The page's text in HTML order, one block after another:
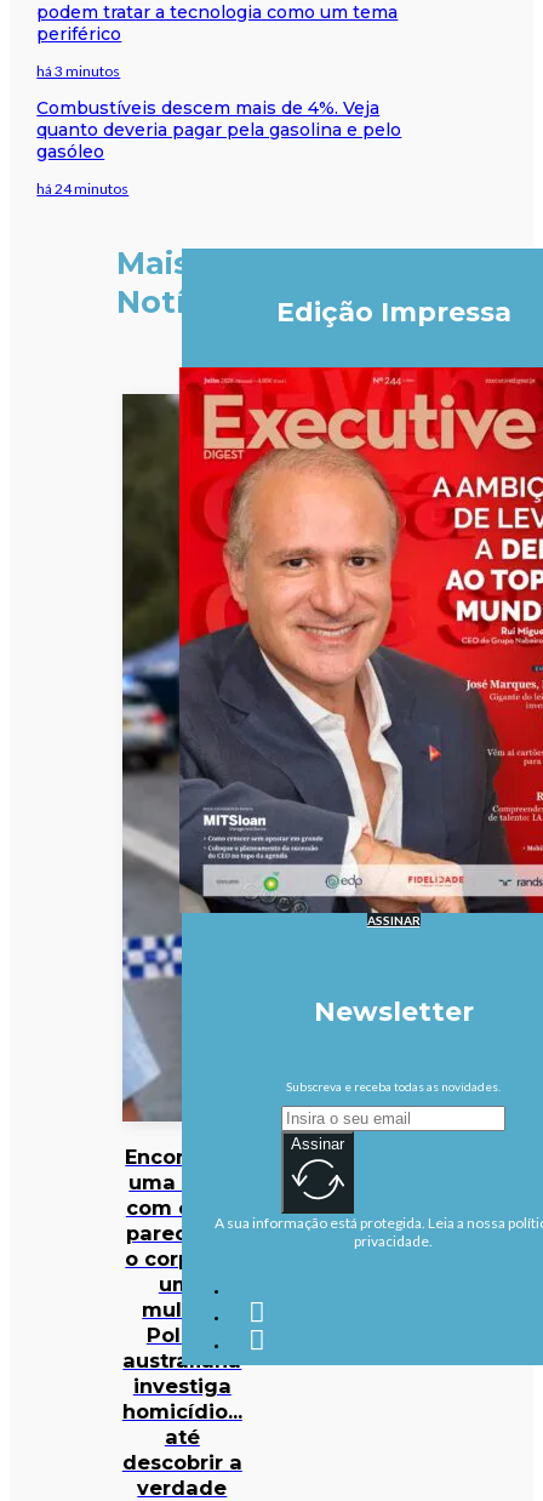
podem tratar a tecnologia como um tema
periférico
há 3 minutos
Combustíveis descem mais de 4%. Veja
quanto deveria pagar pela gasolina e pelo
gasóleo
há 24 minutos
Mais
Notícias
Encontram
uma mala
com o que
parece ser
o corpo de
uma
mulher.
Polícia
australiana
investiga
homicídio…
até
descobrir a
verdade
Edição Impressa
ASSINAR
Newsletter
Subscreva e receba todas as novidades.
Assinar
A sua informação está protegida. Leia a nossa
privacidade.